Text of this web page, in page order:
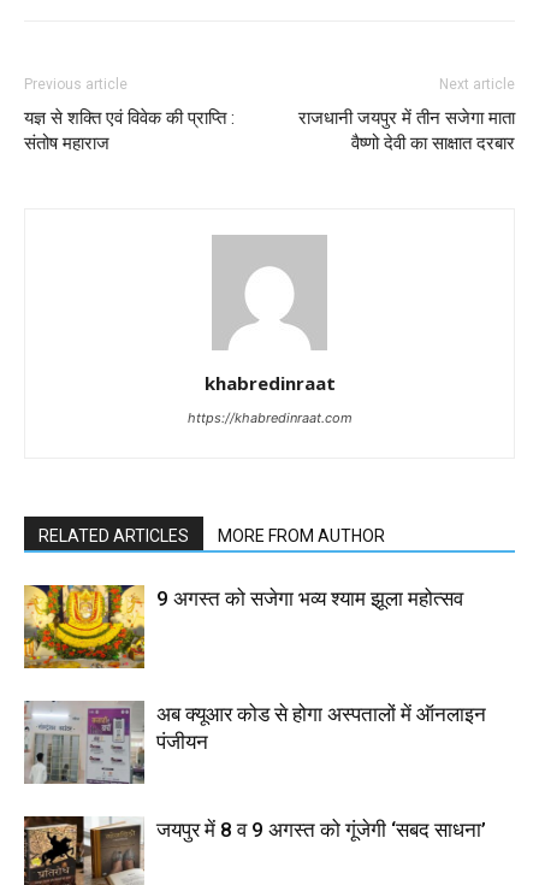
Previous article
यज्ञ से शक्ति एवं विवेक की प्राप्ति :
संतोष महाराज
Next article
राजधानी जयपुर में तीन सजेगा माता
वैष्णो देवी का साक्षात दरबार
khabredinraat
https://khabredinraat.com
RELATED ARTICLES MORE FROM AUTHOR
9 अगस्त को सजेगा भव्य श्याम झूला महोत्सव
अब क्यूआर कोड से होगा अस्पतालों में ऑनलाइन
पंजीयन
जयपुर में 8 व 9 अगस्त को गूंजेगी ‘सबद साधना’